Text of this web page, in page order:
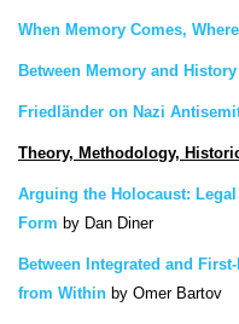
When Memory Comes,
Between Memory and History
Friedländer on Nazi
Theory, Methodology,
Arguing the Holocaust:
Form by Dan Diner
Between Integrated and
from Within by Omer Bartov